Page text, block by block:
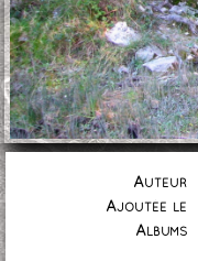
Auteur
Ajoutée le
Albums